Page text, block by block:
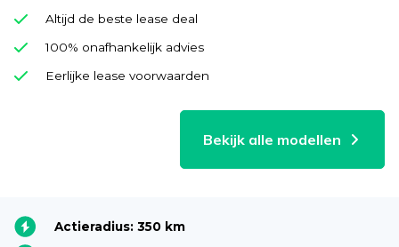
Bekijk alle modellen
Altijd de beste lease deal
100% onafhankelijk advies
Eerlijke lease voorwaarden
Actieradius: 350 km